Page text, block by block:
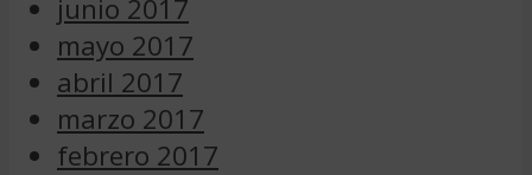
junio 2017
mayo 2017
abril 2017
marzo 2017
febrero 2017